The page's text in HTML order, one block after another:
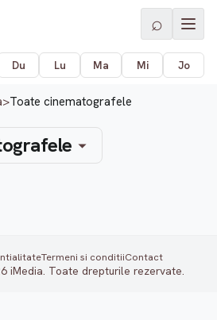
⌕
Du Lu Ma Mi Jo
>Toate cinematografele
Termeni si conditiiContact
iMedia. Toate drepturile rezervate.